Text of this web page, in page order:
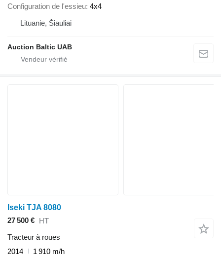
Configuration de l'essieu 4x4
Lituanie, Šiauliai
Auction Baltic UAB
Iseki TJA 8080
27 500 € HT
Tracteur à roues
2014
1 910 m/h